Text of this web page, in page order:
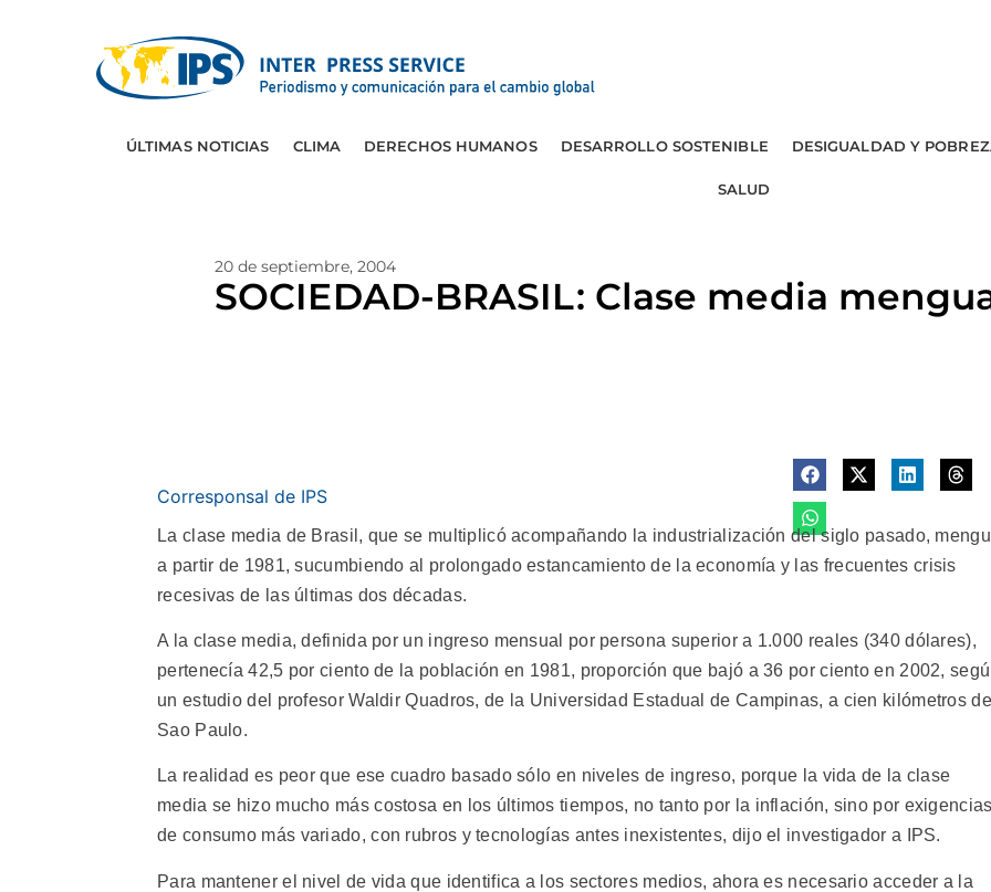
ÚLTIMAS NOTICIAS CLIMA DERECHOS HUMANOS DESARROLLO SOSTENIBLE DESIGUALDAD Y
SALUD
20 de septiembre, 2004
SOCIEDAD-BRASIL: Clase media
Corresponsal de IPS
La clase media de Brasil, que se multiplicó acompañando la industrialización del siglo pasado,
a partir de 1981, sucumbiendo al prolongado estancamiento de la economía y las frecuentes crisis
recesivas de las últimas dos décadas.
A la clase media, definida por un ingreso mensual por persona superior a 1.000 reales (340 dólares),
pertenecía 42,5 por ciento de la población en 1981, proporción que bajó a 36 por ciento en 2002,
un estudio del profesor Waldir Quadros, de la Universidad Estadual de Campinas, a cien kilómetros de
Sao Paulo.
La realidad es peor que ese cuadro basado sólo en niveles de ingreso, porque la vida de la clase
media se hizo mucho más costosa en los últimos tiempos, no tanto por la inflación, sino por
de consumo más variado, con rubros y tecnologías antes inexistentes, dijo el investigador a IPS.
Para mantener el nivel de vida que identifica a los sectores medios, ahora es necesario acceder a la